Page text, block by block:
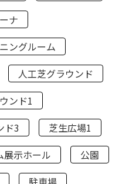
ナ
ングルーム
人工芝グラウンド
ンド1
ド3
芝生広場1
展示ホール
公園